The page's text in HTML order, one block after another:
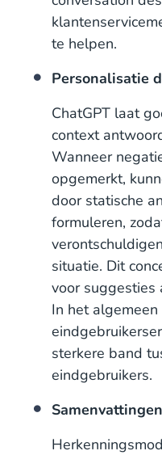
te helpen.
Personalisatie
ChatGPT laat
context
Wanneer
opgemerkt,
door statische
formuleren,
situatie. Dit
voor suggesties
In het
sterkere band
eindgebruikers.